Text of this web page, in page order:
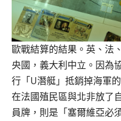
歐戰結算的結果。英、法
央國，義大利中立。因為
行「U潛艇」抵銷掉海軍
在法國殖民區與北非放了
員牌，則是「塞爾維亞必